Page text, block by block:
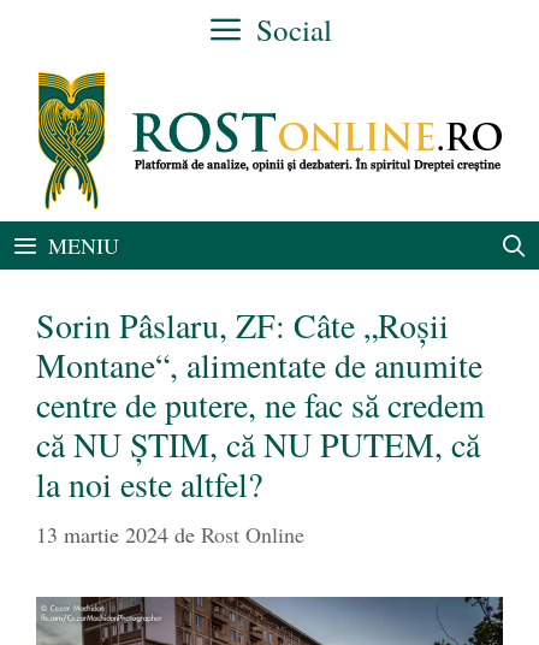
conținut
Social
MENIU
Sorin Pâslaru, ZF: Câte „Roşii
Montane“, alimentate de anumite
centre de putere, ne fac să credem
că NU ȘTIM, că NU PUTEM, că
la noi este altfel?
13 martie 2024 de Rost Online